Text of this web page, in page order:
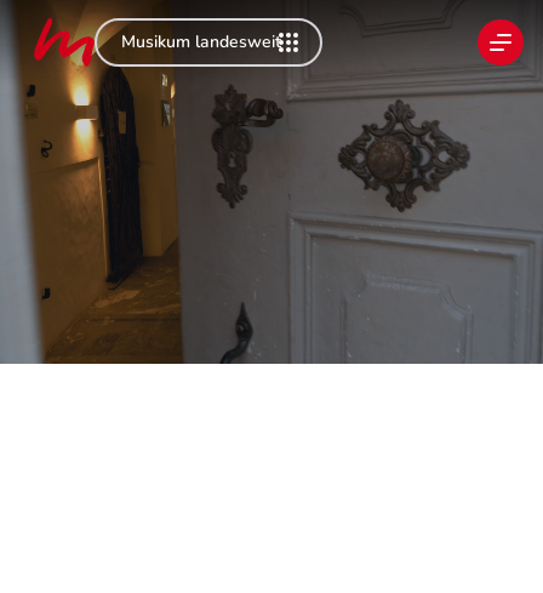
Musikum landesweit